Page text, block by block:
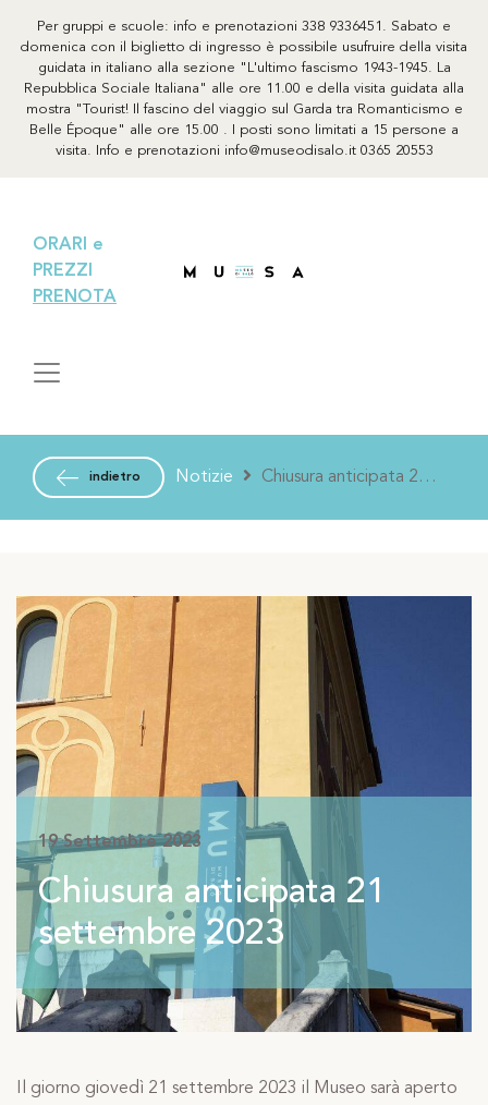
Per gruppi e scuole: info e prenotazioni 338 9336451. Sabato e
domenica con il biglietto di ingresso è possibile usufruire della visita
guidata in italiano alla sezione "L'ultimo fascismo 1943-1945. La
Repubblica Sociale Italiana" alle ore 11.00 e della visita guidata alla
mostra "Tourist! Il fascino del viaggio sul Garda tra Romanticismo e
Belle Époque" alle ore 15.00 . I posti sono limitati a 15 persone a
visita. Info e prenotazioni info@museodisalo.it 0365 20553
ORARI e
PREZZI
PRENOTA
indietro Notizie
settembre 2023
19 Settembre 2023
Chiusura anticipata 21
settembre 2023
Il giorno giovedì 21 settembre 2023 il Museo sarà aperto